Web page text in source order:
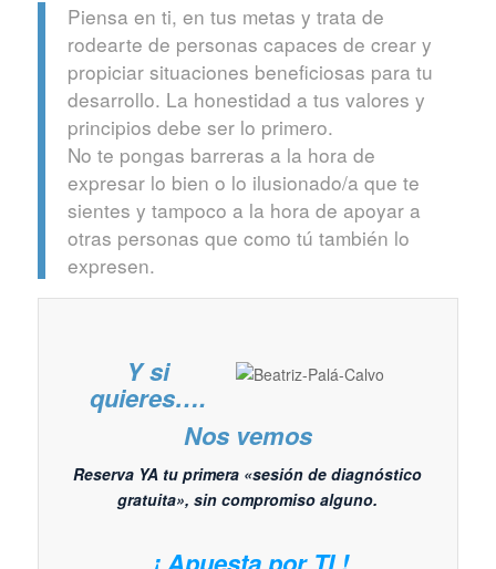
Piensa en ti, en tus metas y trata de
rodearte de personas capaces de crear y
propiciar situaciones beneficiosas para tu
desarrollo. La honestidad a tus valores y
principios debe ser lo primero.
No te pongas barreras a la hora de
expresar lo bien o lo ilusionado/a que te
sientes y tampoco a la hora de apoyar a
otras personas que como tú también lo
expresen.
Y si
quieres….
Nos vemos
Reserva YA tu primera «sesión de diagnóstico
gratuita», sin compromiso alguno.